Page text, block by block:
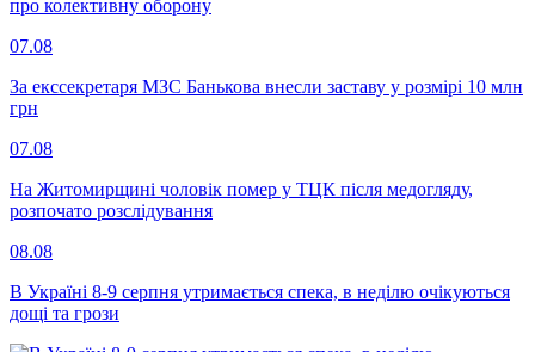
про колективну оборону
07.08
За екссекретаря МЗС Банькова внесли заставу у розмірі 10 млн
грн
07.08
На Житомирщині чоловік помер у ТЦК після медогляду,
розпочато розслідування
08.08
В Україні 8-9 серпня утримається спека, в неділю очікуються
дощі та грози